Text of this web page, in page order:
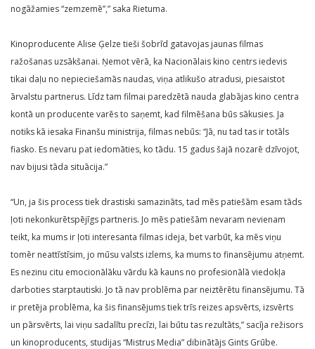
nogāžamies “zemzemē”,” saka Rietuma.
Kinoproducente Alise Ģelze tieši šobrīd gatavojas jaunas filmas
ražošanas uzsākšanai. Ņemot vērā, ka Nacionālais kino centrs iedevis
tikai daļu no nepieciešamās naudas, viņa atlikušo atradusi, piesaistot
ārvalstu partnerus. Līdz tam filmai paredzētā nauda glabājas kino centra
kontā un producente varēs to saņemt, kad filmēšana būs sākusies. Ja
notiks kā iesaka Finanšu ministrija, filmas nebūs: “Jā, nu tad tas ir totāls
fiasko. Es nevaru pat iedomāties, ko tādu. 15 gadus šajā nozarē dzīvojot,
nav bijusi tāda situācija.”
“Un, ja šis process tiek drastiski samazināts, tad mēs patiešām esam tāds
ļoti nekonkurētspējīgs partneris. Jo mēs patiešām nevaram nevienam
teikt, ka mums ir ļoti interesanta filmas ideja, bet varbūt, ka mēs viņu
tomēr neattīstīsim, jo mūsu valsts izlems, ka mums to finansējumu atņemt.
Es nezinu citu emocionālāku vārdu kā kauns no profesionālā viedokļa
darboties starptautiski. Jo tā nav problēma par neiztērētu finansējumu. Tā
ir pretēja problēma, ka šis finansējums tiek trīs reizes apsvērts, izsvērts
un pārsvērts, lai viņu sadalītu precīzi, lai būtu tas rezultāts,” sacīja režisors
un kinoproducents, studijas “Mistrus Media” dibinātājs Gints Grūbe.